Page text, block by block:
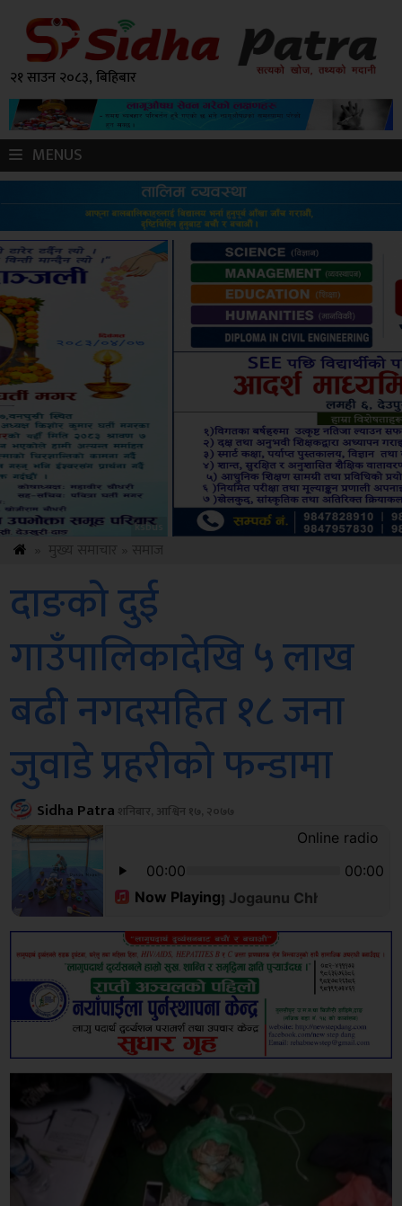
२१ साउन २०८३, बिहिबार
MENUS
Amb
दाङको दुई
गाउँपालिकादेखि ५ लाख
बढी नगदसहित १८ जना
जुवाडे प्रहरीको फन्डामा
Sidha Patra शनिबार, आश्विन १७, २०७७